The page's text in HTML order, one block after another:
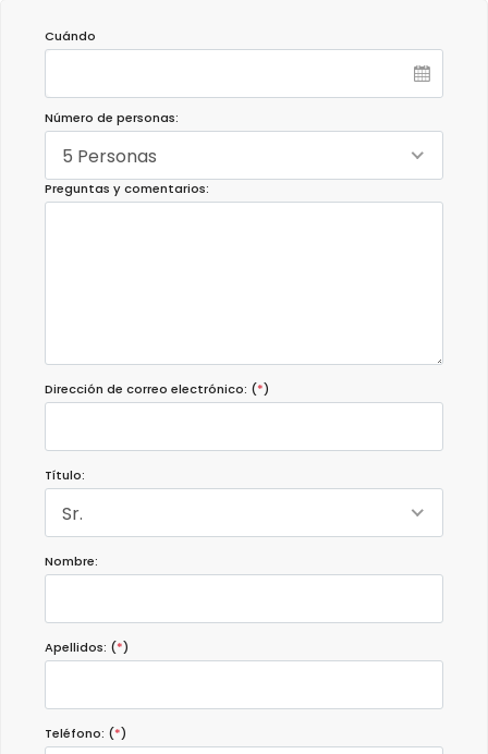
Cuándo
Número de personas:
5 Personas
Preguntas y comentarios:
Dirección de correo electrónico: (*)
Título:
Sr.
Nombre:
Apellidos: (*)
Teléfono: (*)